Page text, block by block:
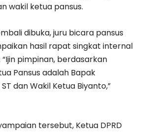
wakil ketua pansus.
dibuka, juru bicara pansus
hasil rapat singkat internal
pimpinan, berdasarkan
Pansus adalah Bapak
dan Wakil Ketua Biyanto,”
tersebut, Ketua DPRD